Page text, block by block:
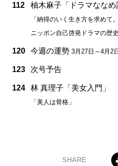
112 柚木麻子「ドラマななめ
「納得のいく生き方を求めて。
ニッポン自己啓発ドラマの歴史
120 今週の運勢 3月27日～4月2
123 次号予告
124 林 真理子「美女入門」
「美人は骨格」
SHARE